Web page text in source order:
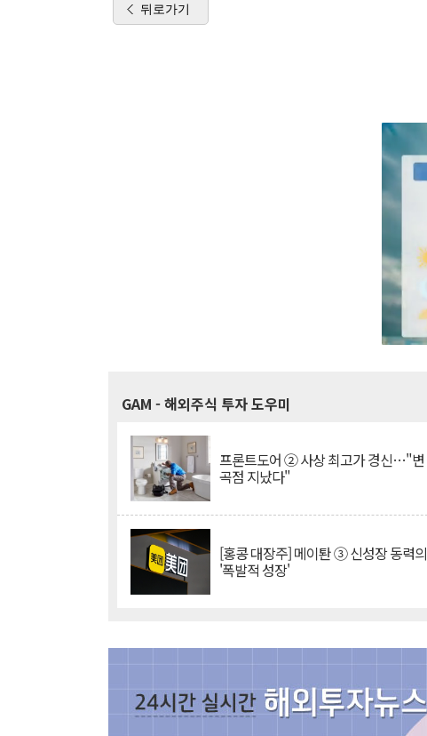
뒤로가기
GAM - 해외주식 투자 도우미
프론트도어 ② 사상 최고가 경신…"변
곡점 지났다"
[홍콩 대장주] 메이퇀 ③ 신성장 동력의
'폭발적 성장'